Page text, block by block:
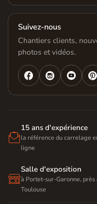
Suivez-nous
Chantiers clients,
photos et vidéos.
   

15 ans d'expérience
la référence du carrelage
ligne

Salle d'exposition
à Portet-sur-Garonne, près
Toulouse